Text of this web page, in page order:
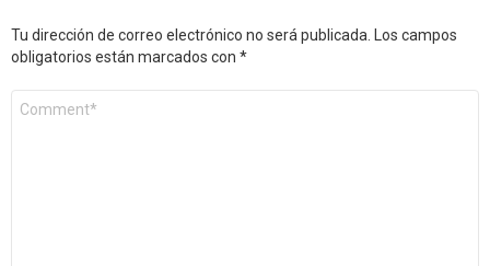
Tu dirección de correo electrónico no será publicada. Los campos
obligatorios están marcados con *